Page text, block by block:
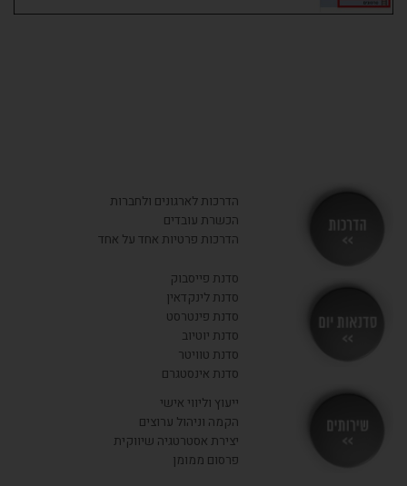
הדרכות לארגונים ולחברות
הכשרת עובדים
הדרכות פרטיות אחד על אחד
סדנת פייסבוק
סדנת לינקדאין
סדנת פינטרסט
סדנת יוטיוב
סדנת טוויטר
סדנת אינסטגרם
ייעוץ וליווי אישי
הקמה וניהול ערוצים
יצירת אסטרטגיה שיווקית
פרסום ממומן